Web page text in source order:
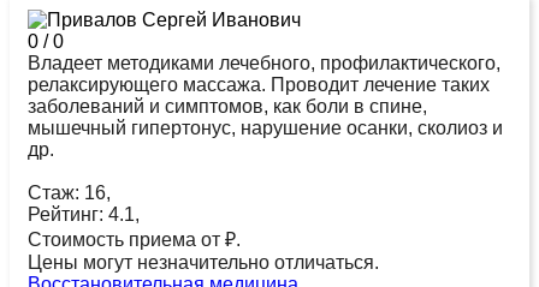
0 /0
Владеет методиками лечебного, профилактического,
релаксирующего массажа. Проводит лечение таких
заболеваний и симптомов, как боли в спине,
мышечный гипертонус, нарушение осанки, сколиоз и
др.
Стаж: 16,
Рейтинг: 4.1,
Стоимость приема от ₽.
Цены могут незначительно отличаться.